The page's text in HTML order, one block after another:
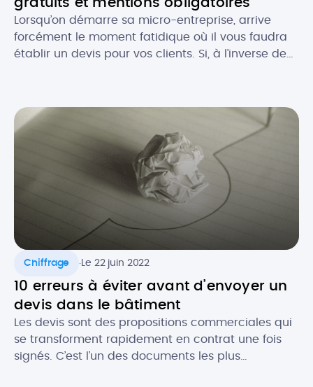
Lorsqu’on démarre sa micro-entreprise, arrive
forcément le moment fatidique où il vous faudra
établir un devis pour vos clients. Si, à l’inverse de
devis en tant que micro-entrepreneur ? Que doit-
il contenir au niveau […]
Chiffrage .Le 22 juin 2022
10 erreurs à éviter avant d’envoyer un
devis dans le bâtiment
Les devis sont des propositions commerciales qui
se transforment rapidement en contrat une fois
signés. C’est l’un des documents les plus